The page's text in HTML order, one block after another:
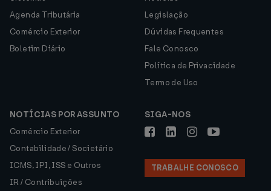
Agenda Tributária
Comércio Exterior
Boletim Diário
Legislação
Dúvidas Frequentes
Fale Conosco
Política de Privacidade
Termo de Uso
NOTÍCIAS POR ASSUNTO
Comércio Exterior
Contabilidade / Societário
ICMS, IPI, ISS e Outros
IR / Contribuições
SIGA-NOS
TRABALHE CONOSCO